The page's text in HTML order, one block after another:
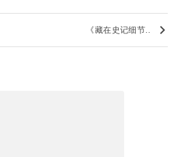
《藏在史记细节.. keyboard_arrow_right